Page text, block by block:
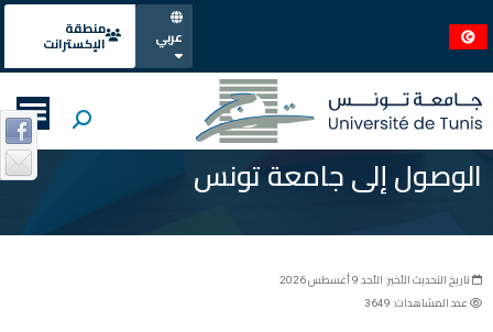
عربي
منطقة
الإكسترانت
الوصول إلى جامعة تونس
تاريخ التحديث الأخير: الأحد 9 أغسطس 2026
عدد المشاهدات: 3649